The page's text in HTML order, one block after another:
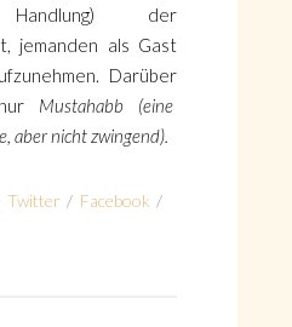
Handlung) der
jemanden als Gast
Darüber
Mustahabb (eine
aber nicht zwingend).
Twitter / Facebook /